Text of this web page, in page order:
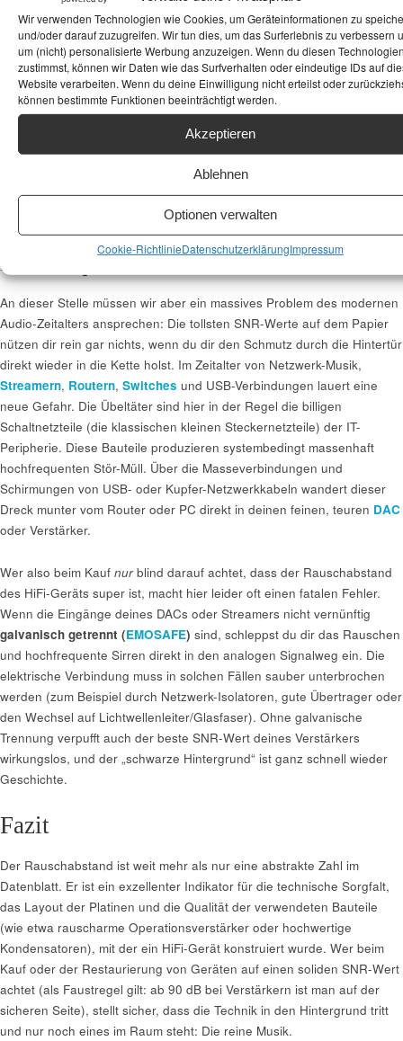
Wir verwenden Technologien wie Cookies, um Geräteinformationen zu
und/oder darauf zuzugreifen. Wir tun dies, um das Surferlebnis zu verbessern
um (nicht) personalisierte Werbung anzuzeigen. Wenn du diesen
zustimmst, können wir Daten wie das Surfverhalten oder eindeutige IDs auf
Website verarbeiten. Wenn du deine Einwilligung nicht erteilst oder
können bestimmte Funktionen beeinträchtigt werden.
Akzeptieren
Ablehnen
Optionen verwalten
Cookie-RichtlinieDatenschutzerklärungImpressum
Moderne High-
End-Verstärker
& High-Res
DACs (24-Bit)
110 – 130 dB
Die absolute Spitzenklasse und
am Rande des physikalisch
Machbaren. Diese Werte liegen
weit über dem, was das
menschliche Ohr überhaupt
noch an Störgeräuschen
erfassen kann. Absolute Stille
ist hier garantiert.
Die digitale Falle: Netzwerk, USB und
hochfrequenter Müll
An dieser Stelle müssen wir aber ein massives Problem des modernen
Audio-Zeitalters ansprechen: Die tollsten SNR-Werte auf dem Papier
nützen dir rein gar nichts, wenn du dir den Schmutz durch die Hintertür
direkt wieder in die Kette holst. Im Zeitalter von Netzwerk-Musik,
Streamern, Routern, Switches und USB-Verbindungen lauert eine
neue Gefahr. Die Übeltäter sind hier in der Regel die billigen
Schaltnetzteile (die klassischen kleinen Steckernetzteile) der IT-
Peripherie. Diese Bauteile produzieren systembedingt massenhaft
hochfrequenten Stör-Müll. Über die Masseverbindungen und
Schirmungen von USB- oder Kupfer-Netzwerkkabeln wandert dieser
Dreck munter vom Router oder PC direkt in deinen feinen, teuren DAC
oder Verstärker.
Wer also beim Kauf nur blind darauf achtet, dass der Rauschabstand
des HiFi-Geräts super ist, macht hier leider oft einen fatalen Fehler.
Wenn die Eingänge deines DACs oder Streamers nicht vernünftig
galvanisch getrennt (EMOSAFE) sind, schleppst du dir das Rauschen
und hochfrequente Sirren direkt in den analogen Signalweg ein. Die
elektrische Verbindung muss in solchen Fällen sauber unterbrochen
werden (zum Beispiel durch Netzwerk-Isolatoren, gute Übertrager oder
den Wechsel auf Lichtwellenleiter/Glasfaser). Ohne galvanische
Trennung verpufft auch der beste SNR-Wert deines Verstärkers
wirkungslos, und der „schwarze Hintergrund“ ist ganz schnell wieder
Geschichte.
Fazit
Der Rauschabstand ist weit mehr als nur eine abstrakte Zahl im
Datenblatt. Er ist ein exzellenter Indikator für die technische Sorgfalt,
das Layout der Platinen und die Qualität der verwendeten Bauteile
(wie etwa rauscharme Operationsverstärker oder hochwertige
Kondensatoren), mit der ein HiFi-Gerät konstruiert wurde. Wer beim
Kauf oder der Restaurierung von Geräten auf einen soliden SNR-Wert
achtet (als Faustregel gilt: ab 90 dB bei Verstärkern ist man auf der
sicheren Seite), stellt sicher, dass die Technik in den Hintergrund tritt
und nur noch eines im Raum steht: Die reine Musik.